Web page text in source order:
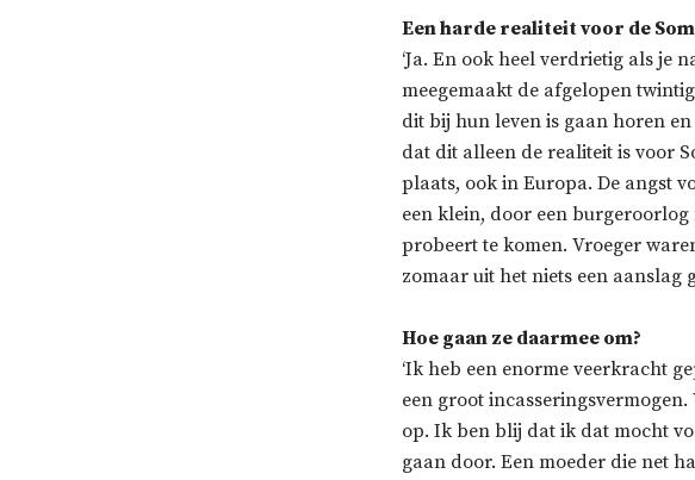
Een harde realiteit voor de
‘Ja. En ook heel verdrietig als je
meegemaakt de afgelopen
dit bij hun leven is gaan horen
dat dit alleen de realiteit is voor
plaats, ook in Europa. De angst
een klein, door een
probeert te komen. Vroeger
zomaar uit het niets een aanslag
Hoe gaan ze daarmee om?
‘Ik heb een enorme veerkracht
een groot
op. Ik ben blij dat ik dat mocht
gaan door. Een moeder die net